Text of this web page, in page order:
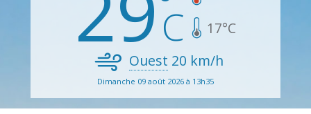
17°C
Ouest 20 km/h
Dimanche 09 août 2026 à 13h35